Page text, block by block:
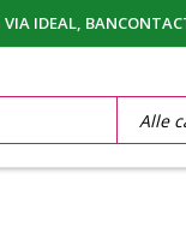
VIA IDEAL,